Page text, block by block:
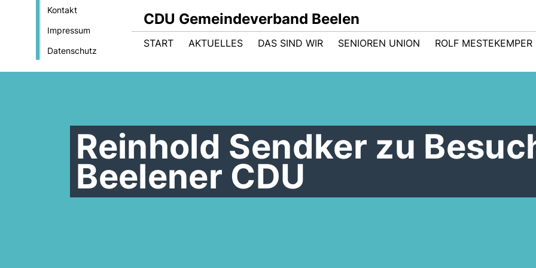
Kontakt
Impressum
Datenschutz
CDU Gemeindeverband Beelen
START AKTUELLES DAS SIND WIR SENIOREN UNION ROLF MESTEKEMPER
Reinhold Sendker zu
Beelener CDU